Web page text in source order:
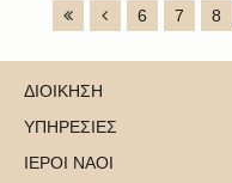
6 7 8
ΔΙΟΙΚΗΣΗ
ΥΠΗΡΕΣΙΕΣ
ΙΕΡΟΙ ΝΑΟΙ